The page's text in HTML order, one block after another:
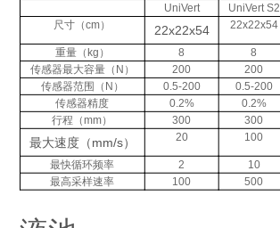
UniVert UniVert S2
尺寸（cm）
22x22x54 22x22x54
重量（kg） 8 8
传感器最大容量（N）
200 200
传感器范围（N）
0.5-200 0.5-200
传感器精度 0.2% 0.2%
行程（mm）
300 300
最大速度（mm/s） 20 100
最快循环频率 2 10
最高采样速率
100 500